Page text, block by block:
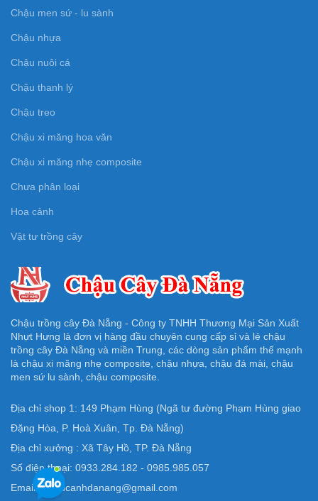
Chậu men sứ - lu sành
Chậu nhựa
Chậu nuôi cá
Chậu thanh lý
Chậu treo
Chậu xi măng hoa văn
Chậu xi măng nhẹ composite
Chưa phân loại
Hoa cảnh
Vật tư trồng cây
Chậu trồng cây Đà Nẵng - Công ty TNHH Thương Mại Sản Xuất
Nhựt Hưng là đơn vị hàng đầu chuyên cung cấp sỉ và lẻ chậu
trồng cây Đà Nẵng và miền Trung, các dòng sản phẩm thế mạnh
là chậu xi măng nhẹ composite, chậu nhựa, chậu đá mài, chậu
men sứ lu sành, chậu composite.
Địa chỉ shop 1: 149 Phạm Hùng (Ngã tư đường Phạm Hùng giao
Đặng Hòa, P. Hoà Xuân, Tp. Đà Nẵng)
Địa chỉ xưởng : Xã Tây Hồ, TP. Đà Nẵng
Số điện thoại: 0933.284.182 - 0985.985.057
Email: Chaucanhdanang@gmail.com